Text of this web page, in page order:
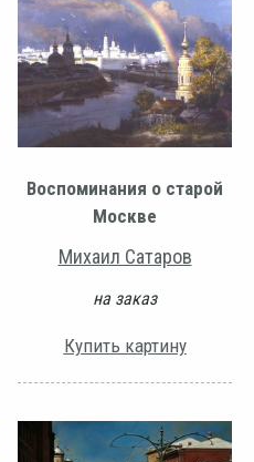
Воспоминания о старой
Москве
Михаил Сатаров
на заказ
Купить картину